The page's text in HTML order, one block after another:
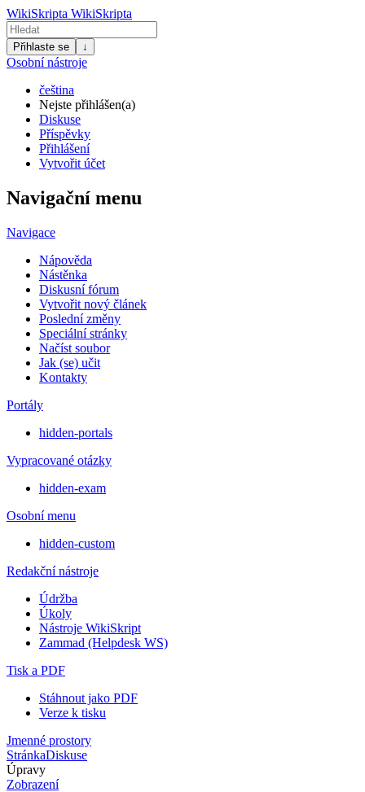
WikiSkripta WikiSkripta
Přihlaste se ↓
Osobní nástroje
čeština
Nejste přihlášen(a)
Diskuse
Příspěvky
Přihlášení
Vytvořit účet
Navigační menu
Navigace
Nápověda
Nástěnka
Diskusní fórum
Vytvořit nový článek
Poslední změny
Speciální stránky
Načíst soubor
Jak (se) učit
Kontakty
Portály
hidden-portals
Vypracované otázky
hidden-exam
Osobní menu
hidden-custom
Redakční nástroje
Údržba
Úkoly
Nástroje WikiSkript
Zammad (Helpdesk WS)
Tisk a PDF
Stáhnout jako PDF
Verze k tisku
Jmenné prostory
StránkaDiskuse
Úpravy
Zobrazení